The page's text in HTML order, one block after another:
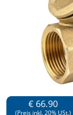
€ 66.90
(Preis inkl. 20% USt.)